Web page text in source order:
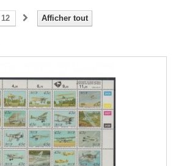
Afficher tout
12